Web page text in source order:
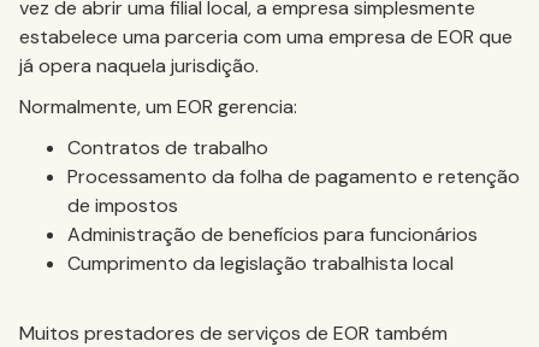
vez de abrir uma filial local, a empresa simplesmente
estabelece uma parceria com uma empresa de EOR que
já opera naquela jurisdição.
Normalmente, um EOR gerencia:
Contratos de trabalho
Processamento da folha de pagamento e retenção
de impostos
Administração de benefícios para funcionários
Cumprimento da legislação trabalhista local
Muitos prestadores de serviços de EOR também